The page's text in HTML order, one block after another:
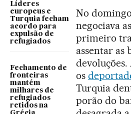
Líderes
europeus e
Turquia fecham
acordo para
expulsão de
refugiados
Fechamento de
fronteiras
mantém
milhares de
refugiados
retidos na
No
negociava
primeiro
assentar as
os
Turquia
porão do